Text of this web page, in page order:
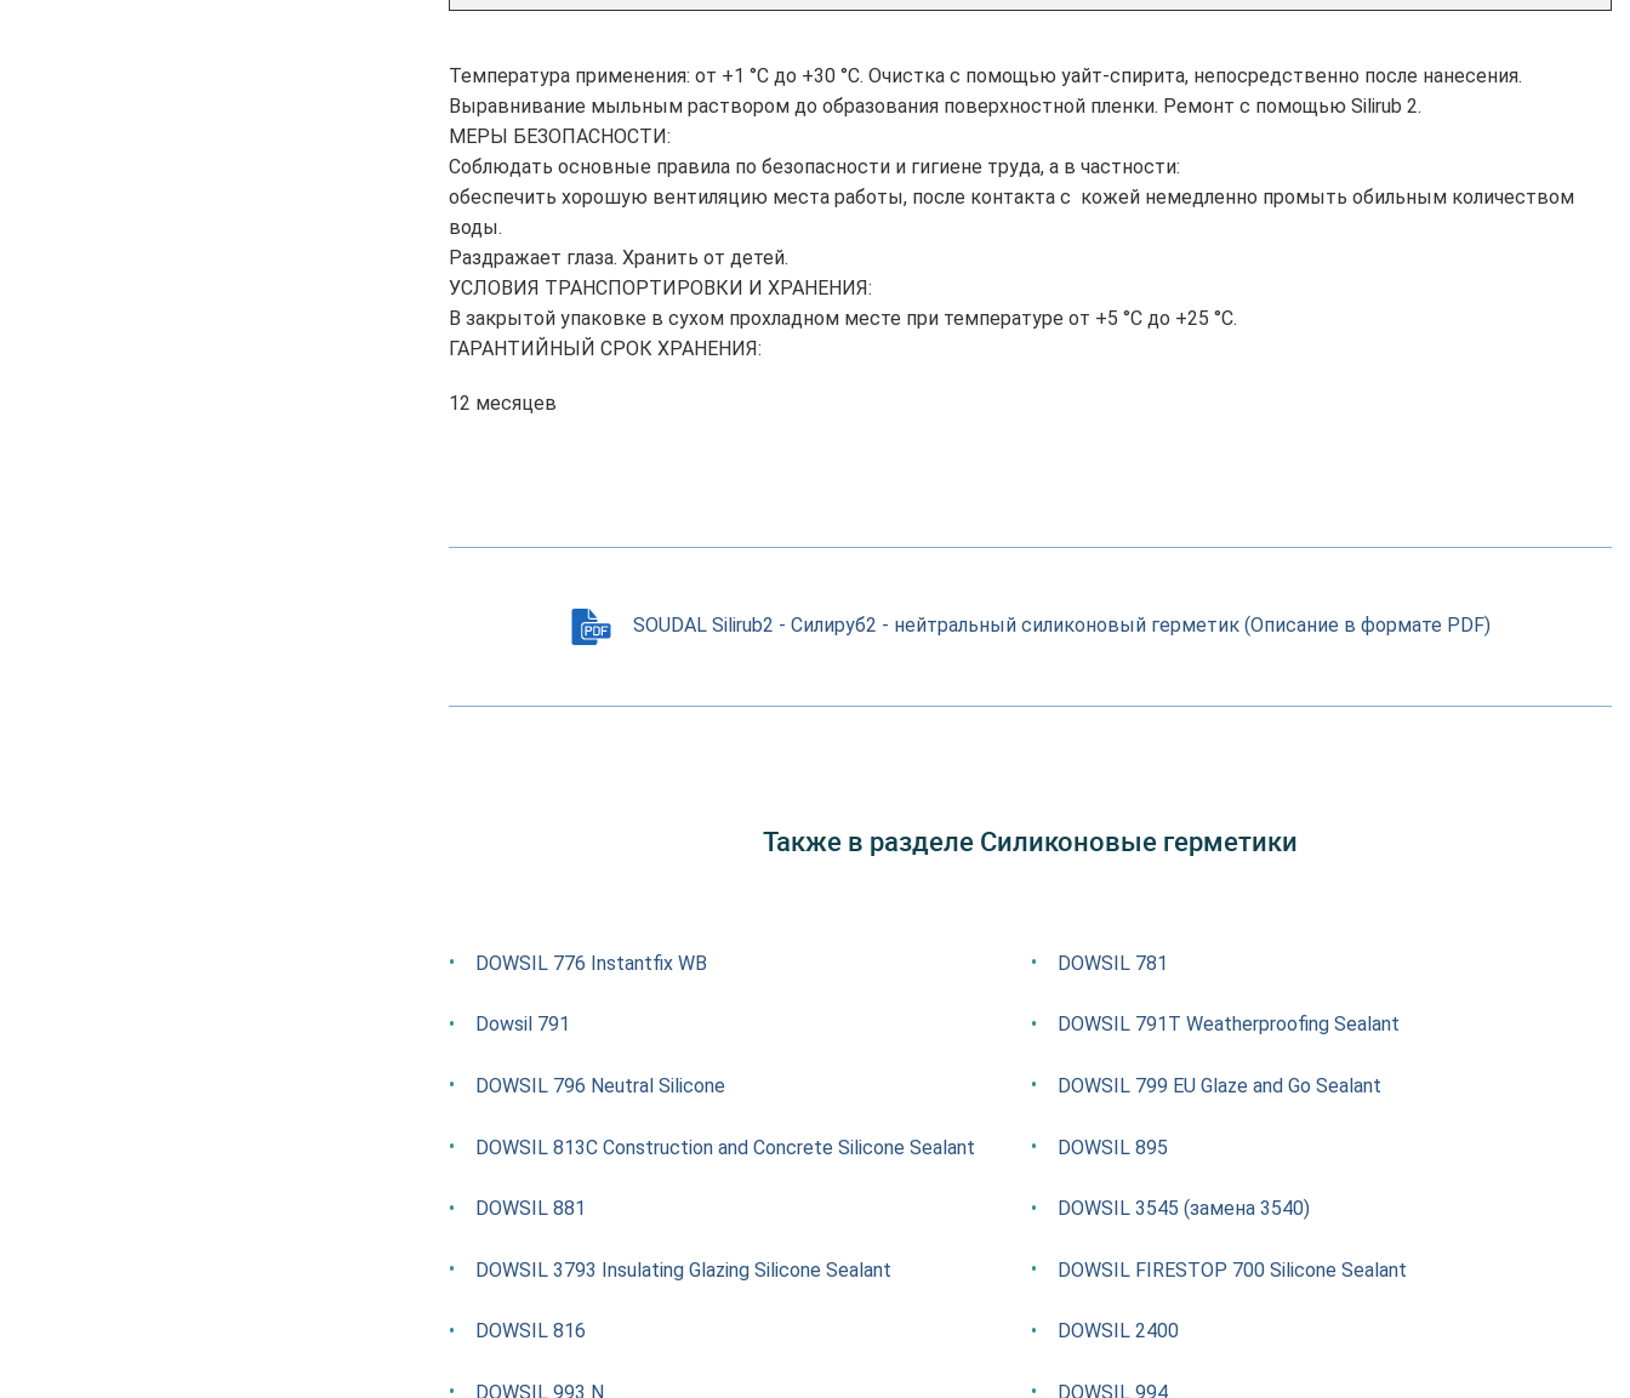
Температура применения: от +1 °C до +30 °C. Очистка с помощью уайт-спирита, непосредственно после нанесения.
Выравнивание мыльным раствором до образования поверхностной пленки. Ремонт с помощью Silirub 2.
МЕРЫ БЕЗОПАСНОСТИ:
Соблюдать основные правила по безопасности и гигиене труда, а в частности:
обеспечить хорошую вентиляцию места работы, после контакта с кожей немедленно промыть обильным количеством
воды.
Раздражает глаза. Хранить от детей.
УСЛОВИЯ ТРАНСПОРТИРОВКИ И ХРАНЕНИЯ:
В закрытой упаковке в сухом прохладном месте при температуре от +5 °C до +25 °C.
ГАРАНТИЙНЫЙ СРОК ХРАНЕНИЯ:
12 месяцев
SOUDAL Silirub2 - Силируб2 - нейтральный силиконовый герметик (Описание в формате PDF)
Также в разделе Силиконовые герметики
DOWSIL 776 Instantfix WB DOWSIL 781
Dowsil 791 DOWSIL 791T Weatherproofing Sealant
DOWSIL 796 Neutral Silicone DOWSIL 799 EU Glaze and Go Sealant
DOWSIL 813C Construction and Concrete Silicone Sealant DOWSIL 895
DOWSIL 881 DOWSIL 3545 (замена 3540)
DOWSIL 3793 Insulating Glazing Silicone Sealant DOWSIL FIRESTOP 700 Silicone Sealant
DOWSIL 816 DOWSIL 2400
DOWSIL 993 N DOWSIL 994